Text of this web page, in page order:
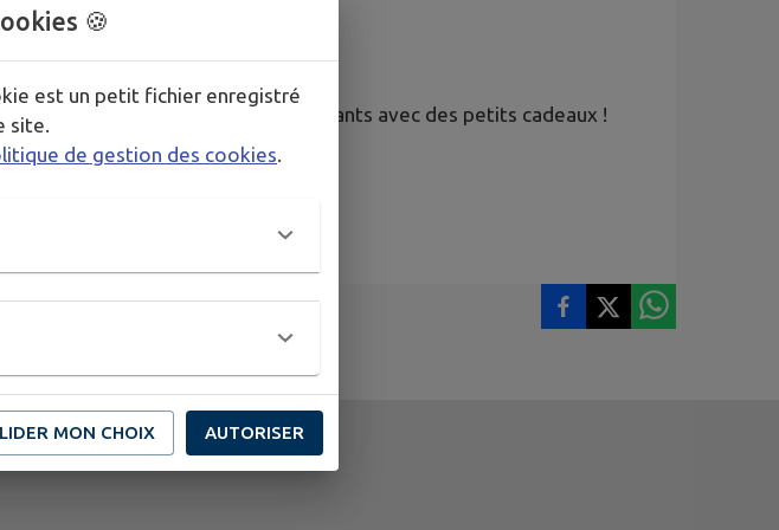
lors de votre prochaine visite.
pour récompenser les participants avec des petits cadeaux !
🍪
est un petit fichier enregistré
site.
de gestion des cookies
MON CHOIX AUTORISER